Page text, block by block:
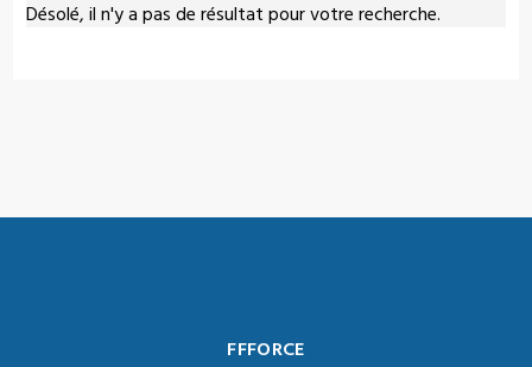
Désolé, il n'y a pas de résultat pour votre recherche.
FFFORCE